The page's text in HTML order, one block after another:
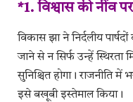
*1. विश्वास की नींव
विकास झा ने निर्दलीय
जाने से न सिर्फ उन्हें स्थिरता
सुनिश्चित होगा। राजनीति
इसे बखूबी इस्तेमाल किया।